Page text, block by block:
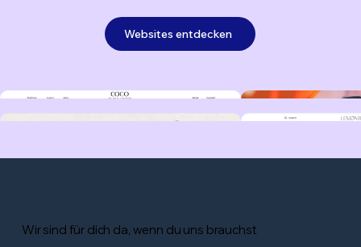
Websites entdecken
Wir sind für dich da, wenn du uns brauchst